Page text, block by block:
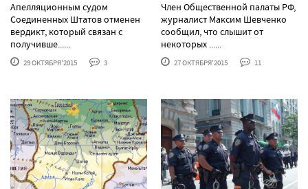
Апелляционным судом
Соединенных Штатов отменен
вердикт, который связан с
получивше......
29 ОКТЯБРЯ'2015 3
Член Общественной палаты РФ,
журналист Максим Шевченко
сообщил, что слышит от
некоторых ......
27 ОКТЯБРЯ'2015 11